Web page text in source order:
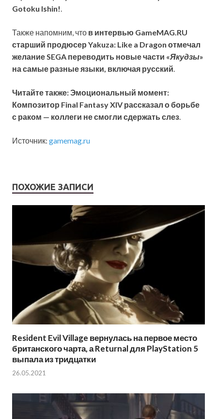
Gotoku Ishin!
Также напомним, что в интервью GameMAG.RU
старший продюсер Yakuza: Like a Dragon отмечал
желание SEGA переводить новые части «Якудзы»
на самые разные языки, включая русский
Читайте также: Эмоциональный момент:
Композитор Final Fantasy XIV рассказал о борьбе
с раком — коллеги не смогли сдержать слез
Источник: gamemag.ru
ПОХОЖИЕ ЗАПИСИ
Resident Evil Village вернулась на первое место
британского чарта, а Returnal для PlayStation 5
выпала из тридцатки
26.05.2021